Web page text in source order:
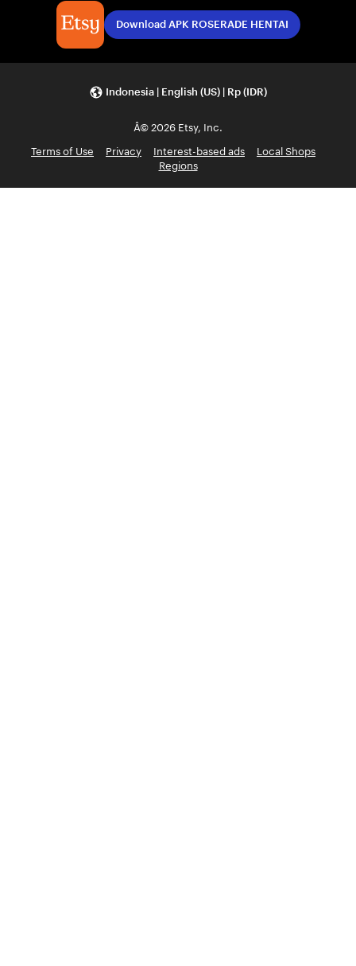
Download APK ROSERADE HENTAI
Indonesia | English (US) | Rp (IDR)
Â© 2026 Etsy, Inc.
Terms of Use
Privacy Interest-based ads
Local Shops
Regions